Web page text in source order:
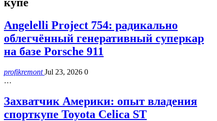
Angelelli Project 754: радикально
облегчённый генеративный суперкар
на базе Porsche 911
profikremontJul 23, 2026 0
…
Захватчик Америки: опыт владения
спорткупе Toyota Celica ST